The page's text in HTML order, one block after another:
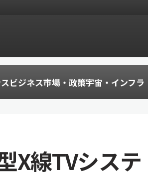
ビジネス市場・政策宇宙・インフラ
X線TVシステ